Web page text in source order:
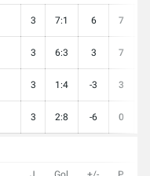
3 7:1 6 7
3 6:3 3 7
3 1:4 -3 3
3 2:8 -6 0